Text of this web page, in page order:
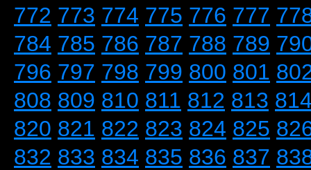
772 773 774 775 776 777
784 785 786 787 788 789
796 797 798 799 800 801
808 809 810 811 812 813
820 821 822 823 824 825
832 833 834 835 836 837